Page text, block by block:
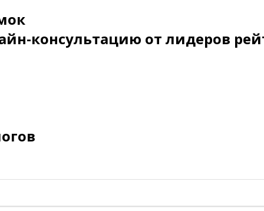
консультацию от лидеров